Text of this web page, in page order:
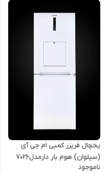
یخچال فریزر کمبی ام جی آی
(سیلوان) هوم بار دارمدل7026
ناموجود